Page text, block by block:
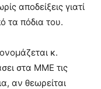
αποδείξεις γιατί
τα πόδια του.
κ.
στα ΜΜΕ τις
αν θεωρείται